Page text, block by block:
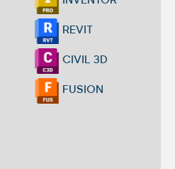
REVIT
CIVIL 3D
FUSION